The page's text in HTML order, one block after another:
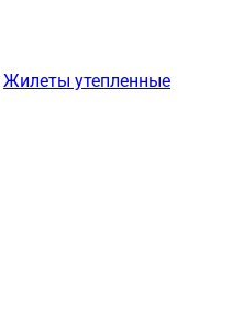
Жилеты утепленные